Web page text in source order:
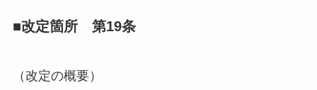
■改定箇所 第19条
（改定の概要）